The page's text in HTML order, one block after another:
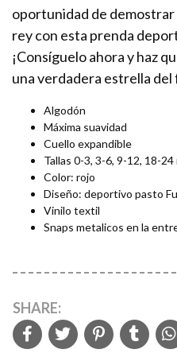
oportunidad de
rey con esta prenda
¡Consíguelo ahora y haz
una verdadera estrella
Algodón
Máxima suavidad
Cuello expandible
Tallas 0-3, 3-6, 9-12, 18-24
Color: rojo
Diseño: deportivo pasto
Vinilo textil
Snaps metalicos en la
SHARE: